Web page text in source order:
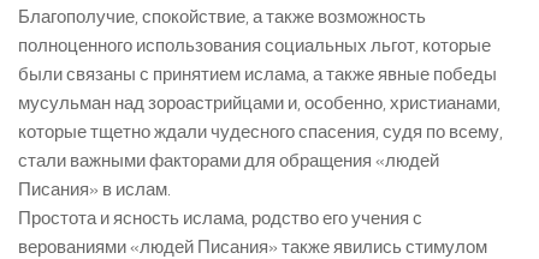
Благополучие, спокойствие, а также возможность
полноценного использования социальных льгот, которые
были связаны с принятием ислама, а также явные победы
мусульман над зороастрийцами и, особенно, христианами,
которые тщетно ждали чудесного спасения, судя по всему,
стали важными факторами для обращения «людей
Писания» в ислам.
Простота и ясность ислама, родство его учения с
верованиями «людей Писания» также явились стимулом